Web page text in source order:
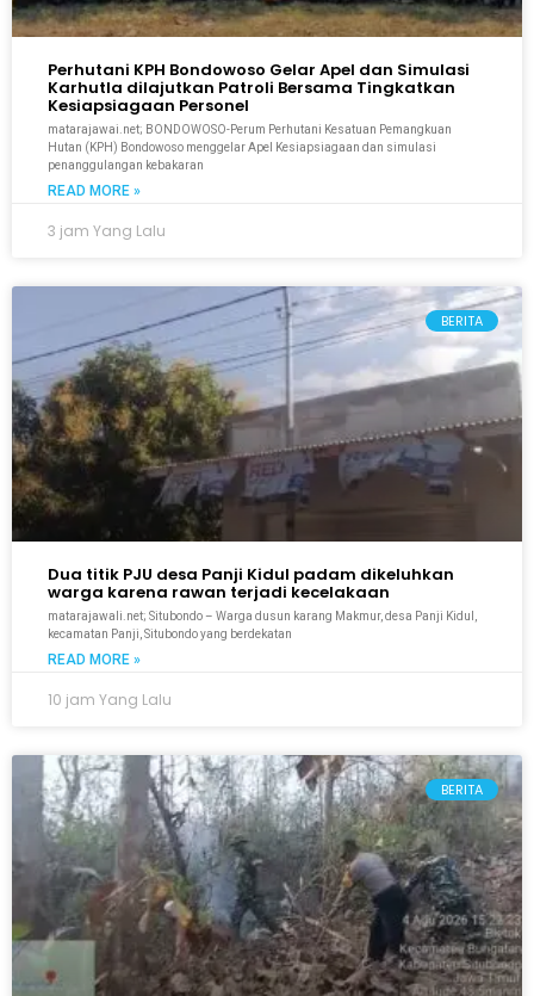
Perhutani KPH Bondowoso Gelar Apel dan Simulasi
Karhutla dilajutkan Patroli Bersama Tingkatkan
Kesiapsiagaan Personel
matarajawai.net; BONDOWOSO-Perum Perhutani Kesatuan Pemangkuan
Hutan (KPH) Bondowoso menggelar Apel Kesiapsiagaan dan simulasi
penanggulangan kebakaran
READ MORE »
3 jam Yang Lalu
BERITA
Dua titik PJU desa Panji Kidul padam dikeluhkan
warga karena rawan terjadi kecelakaan
matarajawali.net; Situbondo – Warga dusun karang Makmur, desa Panji Kidul,
kecamatan Panji, Situbondo yang berdekatan
READ MORE »
10 jam Yang Lalu
BERITA